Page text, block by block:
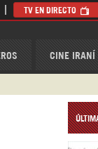
CINE IRANÍ
TV EN DIRECTO